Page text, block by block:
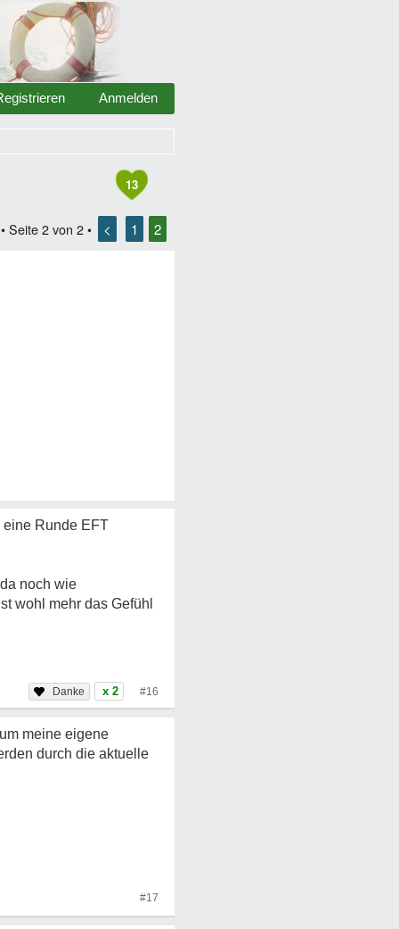
Anmelden
13
Seite 2 von 2 • < 1 2
eine Runde EFT
noch wie
wohl mehr das Gefühl
x 2 #16
meine eigene
durch die aktuelle
#17